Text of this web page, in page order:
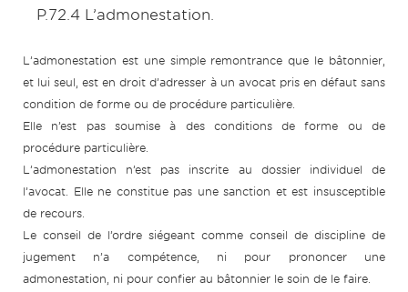
P.72.4 L’admonestation.
L’admonestation est une simple remontrance que le bâtonnier,
et lui seul, est en droit d’adresser à un avocat pris en défaut sans
condition de forme ou de procédure particulière.
Elle n’est pas soumise à des conditions de forme ou de
procédure particulière.
L’admonestation n’est pas inscrite au dossier individuel de
l’avocat. Elle ne constitue pas une sanction et est insusceptible
de recours.
Le conseil de l’ordre siégeant comme conseil de discipline de
jugement n’a compétence, ni pour prononcer une
admonestation, ni pour confier au bâtonnier le soin de le faire.